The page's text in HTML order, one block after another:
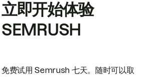
立即开始体验
SEMRUSH
免费试用 Semrush 七天。随时可以取